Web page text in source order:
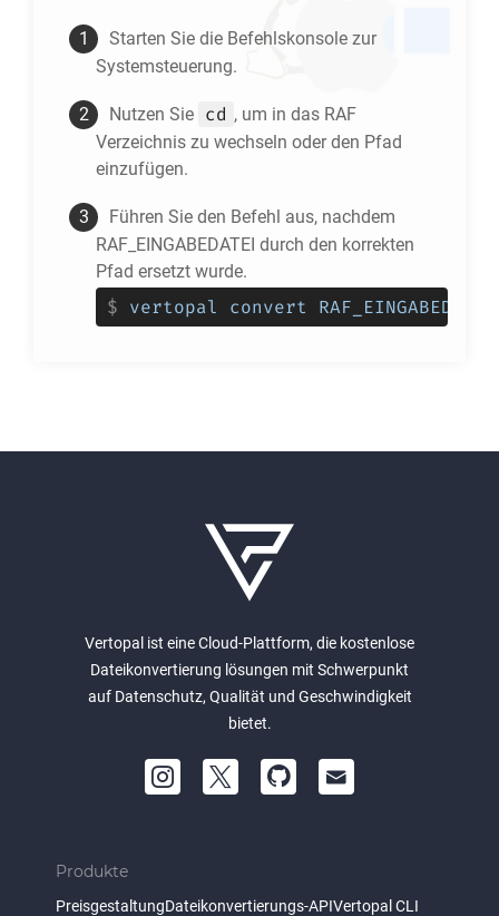
Starten Sie die Befehlskonsole zur
Systemsteuerung.
Nutzen Sie cd , um in das RAF
Verzeichnis zu wechseln oder den Pfad
einzufügen.
Führen Sie den Befehl aus, nachdem
RAF_EINGABEDATEI durch den korrekten
Pfad ersetzt wurde.
$ vertopal convert
Vertopal ist eine Cloud-Plattform, die kostenlose
Dateikonvertierung lösungen mit Schwerpunkt
auf Datenschutz, Qualität und Geschwindigkeit
bietet.
Produkte
PreisgestaltungDateikonvertierungs-APIVertopal CLI